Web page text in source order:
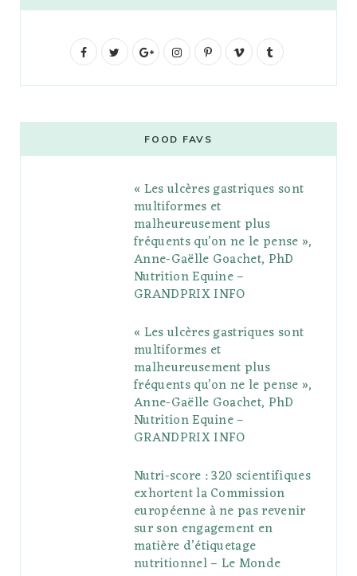
F
b
t
G
g
l
e
P
l
s
I
t
a
g
r
a
m
P
e
r
e
s
V
o
l
r
FOOD FAVS
« Les ulcères gastriques sont
multiformes et
malheureusement plus
fréquents qu’on ne le pense »,
Anne-Gaëlle Goachet, PhD
Nutrition Equine –
GRANDPRIX INFO
« Les ulcères gastriques sont
multiformes et
malheureusement plus
fréquents qu’on ne le pense »,
Anne-Gaëlle Goachet, PhD
Nutrition Equine –
GRANDPRIX INFO
Nutri-score : 320 scientifiques
exhortent la Commission
européenne à ne pas revenir
sur son engagement en
matière d’étiquetage
nutritionnel – Le Monde